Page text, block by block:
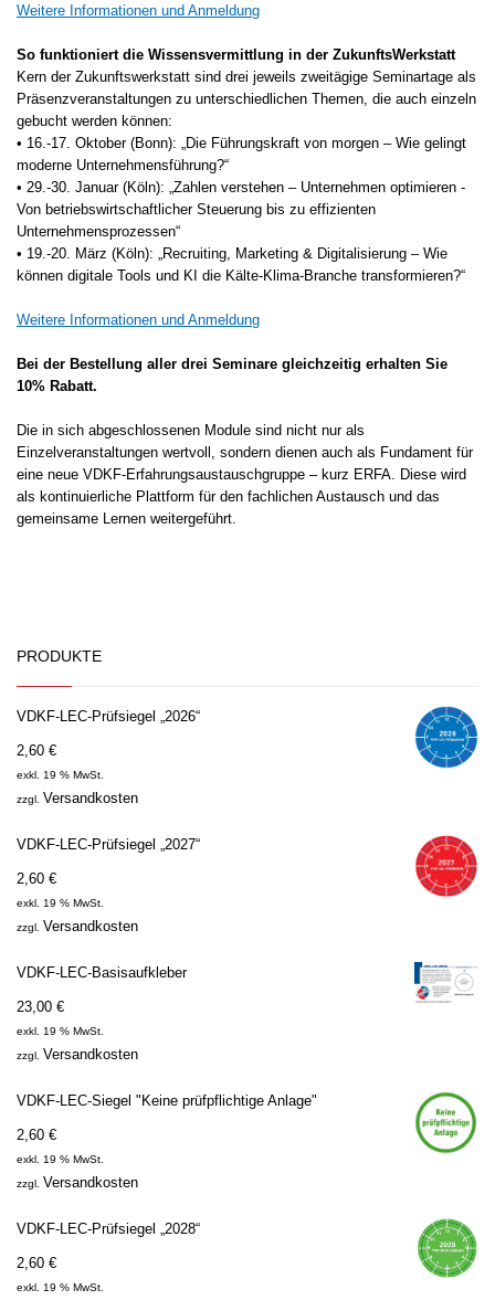
Weitere Informationen und Anmeldung
So funktioniert die Wissensvermittlung in der ZukunftsWerkstatt
Kern der Zukunftswerkstatt sind drei jeweils zweitägige Seminartage als
Präsenzveranstaltungen zu unterschiedlichen Themen, die auch einzeln
gebucht werden können:
• 16.-17. Oktober (Bonn): „Die Führungskraft von morgen – Wie gelingt
moderne Unternehmensführung?“
• 29.-30. Januar (Köln): „Zahlen verstehen – Unternehmen optimieren -
Von betriebswirtschaftlicher Steuerung bis zu effizienten
Unternehmensprozessen“
• 19.-20. März (Köln): „Recruiting, Marketing & Digitalisierung – Wie
können digitale Tools und KI die Kälte-Klima-Branche transformieren?“
Weitere Informationen und Anmeldung
Bei der Bestellung aller drei Seminare gleichzeitig erhalten Sie
10% Rabatt.
Die in sich abgeschlossenen Module sind nicht nur als
Einzelveranstaltungen wertvoll, sondern dienen auch als Fundament für
eine neue VDKF-Erfahrungsaustauschgruppe – kurz ERFA. Diese wird
als kontinuierliche Plattform für den fachlichen Austausch und das
gemeinsame Lernen weitergeführt.
PRODUKTE
VDKF-LEC-Prüfsiegel „2026“
2,60 €
exkl. 19 % MwSt.
zzgl. Versandkosten
VDKF-LEC-Prüfsiegel „2027“
2,60 €
exkl. 19 % MwSt.
zzgl. Versandkosten
VDKF-LEC-Basisaufkleber
23,00 €
exkl. 19 % MwSt.
zzgl. Versandkosten
VDKF-LEC-Siegel "Keine prüfpflichtige Anlage"
2,60 €
exkl. 19 % MwSt.
zzgl. Versandkosten
VDKF-LEC-Prüfsiegel „2028“
2,60 €
exkl. 19 % MwSt.